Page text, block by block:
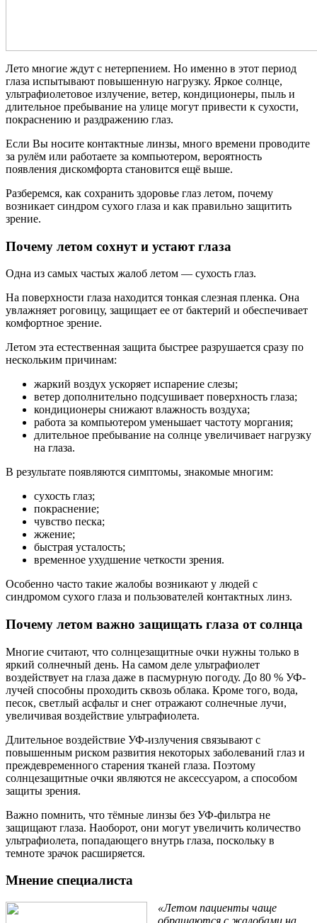
Лето многие ждут с нетерпением. Но именно в этот период
глаза испытывают повышенную нагрузку. Яркое солнце,
ультрафиолетовое излучение, ветер, кондиционеры, пыль и
длительное пребывание на улице могут привести к сухости,
покраснению и раздражению глаз.
Если Вы носите контактные линзы, много времени проводите
за рулём или работаете за компьютером, вероятность
появления дискомфорта становится ещё выше.
Разберемся, как сохранить здоровье глаз летом, почему
возникает синдром сухого глаза и как правильно защитить
зрение.
Почему летом сохнут и устают глаза
Одна из самых частых жалоб летом — сухость глаз.
На поверхности глаза находится тонкая слезная пленка. Она
увлажняет роговицу, защищает ее от бактерий и обеспечивает
комфортное зрение.
Летом эта естественная защита быстрее разрушается сразу по
нескольким причинам:
жаркий воздух ускоряет испарение слезы;
ветер дополнительно подсушивает поверхность глаза;
кондиционеры снижают влажность воздуха;
работа за компьютером уменьшает частоту моргания;
длительное пребывание на солнце увеличивает нагрузку
на глаза.
В результате появляются симптомы, знакомые многим:
сухость глаз;
покраснение;
чувство песка;
жжение;
быстрая усталость;
временное ухудшение четкости зрения.
Особенно часто такие жалобы возникают у людей с
синдромом сухого глаза и пользователей контактных линз.
Почему летом важно защищать глаза от солнца
Многие считают, что солнцезащитные очки нужны только в
яркий солнечный день. На самом деле ультрафиолет
воздействует на глаза даже в пасмурную погоду. До 80 % УФ-
лучей способны проходить сквозь облака. Кроме того, вода,
песок, светлый асфальт и снег отражают солнечные лучи,
увеличивая воздействие ультрафиолета.
Длительное воздействие УФ-излучения связывают с
повышенным риском развития некоторых заболеваний глаз и
преждевременного старения тканей глаза. Поэтому
солнцезащитные очки являются не аксессуаром, а способом
защиты зрения.
Важно помнить, что тёмные линзы без УФ-фильтра не
защищают глаза. Наоборот, они могут увеличить количество
ультрафиолета, попадающего внутрь глаза, поскольку в
темноте зрачок расширяется.
Мнение специалиста
«Летом пациенты чаще